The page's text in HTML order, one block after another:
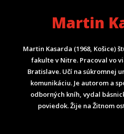
Martin
Martin Kasarda (1968, Košice)
fakulte v Nitre. Pracoval vo
Bratislave. Učí na súkromnej
komunikáciu. Je autorom a
odborných kníh, vydal
poviedok. Žije na Žitnom